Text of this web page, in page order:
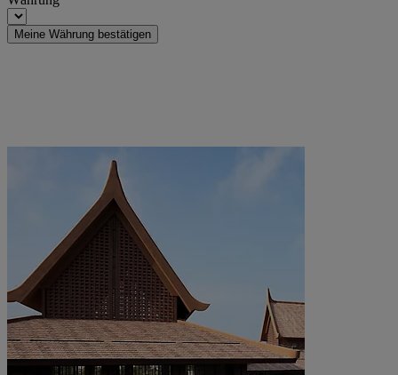
Meine Währung bestätigen